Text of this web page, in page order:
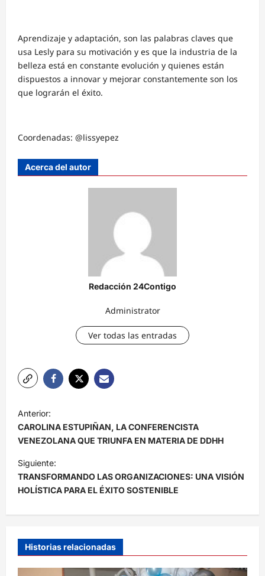
Aprendizaje y adaptación, son las palabras claves que
usa Lesly para su motivación y es que la industria de la
belleza está en constante evolución y quienes están
dispuestos a innovar y mejorar constantemente son los
que lograrán el éxito.
Coordenadas: @lissyepez
Acerca del autor
Redacción 24Contigo
Administrator
Ver todas las entradas
a
v
e
g
a
c
ó
n
Anterior:
CAROLINA ESTUPIÑAN, LA CONFERENCISTA
VENEZOLANA QUE TRIUNFA EN MATERIA DE DDHH
Siguiente:
TRANSFORMANDO LAS ORGANIZACIONES: UNA VISIÓN
HOLÍSTICA PARA EL ÉXITO SOSTENIBLE
Historias relacionadas